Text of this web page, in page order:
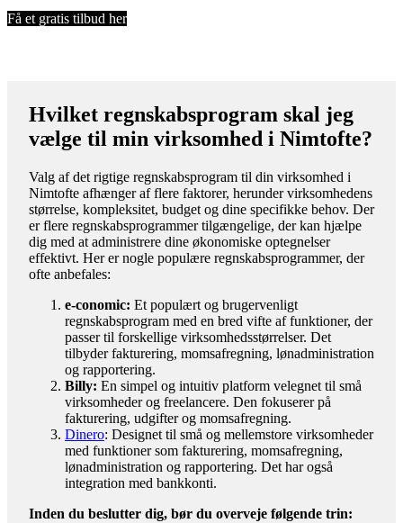
Få et gratis tilbud her
Hvilket regnskabsprogram skal jeg
vælge til min virksomhed i Nimtofte?
Valg af det rigtige regnskabsprogram til din virksomhed i
Nimtofte afhænger af flere faktorer, herunder virksomhedens
størrelse, kompleksitet, budget og dine specifikke behov. Der
er flere regnskabsprogrammer tilgængelige, der kan hjælpe
dig med at administrere dine økonomiske optegnelser
effektivt. Her er nogle populære regnskabsprogrammer, der
ofte anbefales:
e-conomic: Et populært og brugervenligt
regnskabsprogram med en bred vifte af funktioner, der
passer til forskellige virksomhedsstørrelser. Det
tilbyder fakturering, momsafregning, lønadministration
og rapportering.
Billy: En simpel og intuitiv platform velegnet til små
virksomheder og freelancere. Den fokuserer på
fakturering, udgifter og momsafregning.
Dinero: Designet til små og mellemstore virksomheder
med funktioner som fakturering, momsafregning,
lønadministration og rapportering. Det har også
integration med bankkonti.
Inden du beslutter dig, bør du overveje følgende trin: